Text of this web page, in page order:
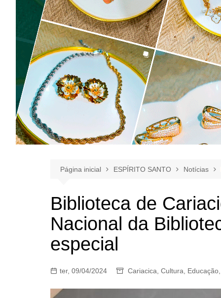
Página inicial ESPÍRITO SANTO Notícias
Biblioteca de
Nacional da
especial
ter, 09/04/2024 Cariacica Cultura Educação